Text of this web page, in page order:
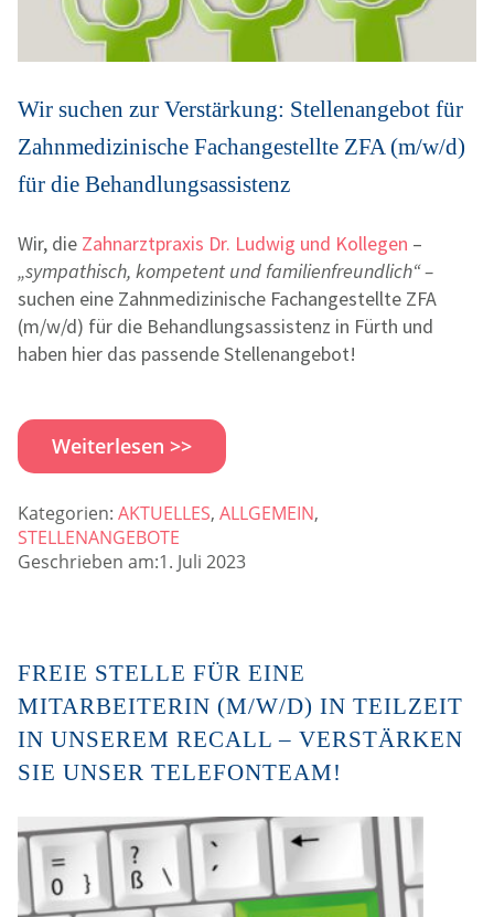
Wir suchen zur Verstärkung: Stellenangebot für
Zahnmedizinische Fachangestellte ZFA (m/w/d)
für die Behandlungsassistenz
Wir, die Zahnarztpraxis Dr. Ludwig und Kollegen –
„sympathisch, kompetent und familienfreundlich“ –
suchen eine Zahnmedizinische Fachangestellte ZFA
(m/w/d) für die Behandlungsassistenz in Fürth und
haben hier das passende Stellenangebot!
Weiterlesen >>
Kategorien: AKTUELLES, ALLGEMEIN,
STELLENANGEBOTE
Geschrieben am:1. Juli 2023
FREIE STELLE FÜR EINE
MITARBEITERIN (M/W/D) IN TEILZEIT
IN UNSEREM RECALL – VERSTÄRKEN
SIE UNSER TELEFONTEAM!